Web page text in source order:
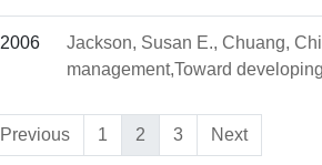
2006
Jackson, Susan E., Chuang,
management,Toward
Previous 1 2 3 Next